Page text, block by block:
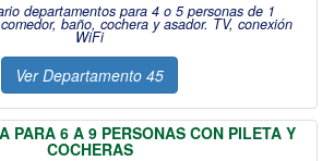
departamentos para 4 o 5 personas de 1
baño, cochera y asador. TV, conexión
WiFi
Ver Departamento 45
PARA 6 A 9 PERSONAS CON PILETA Y
COCHERAS